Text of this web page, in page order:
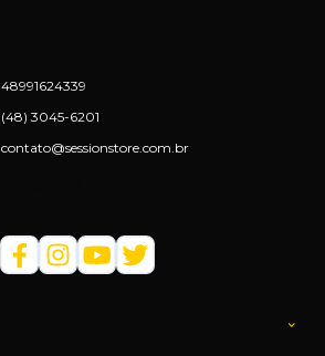
48991624339
(48) 3045-6201
contato@sessionstore.com.br